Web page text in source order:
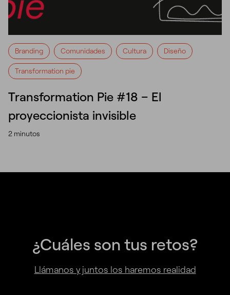
Branding Comunidades Cultura Diseño
Transformation pie
Transformation Pie #18 – El
proyeccionista invisible
2 minutos
¿Cuáles son tus retos?
Llámanos y juntos los haremos realidad